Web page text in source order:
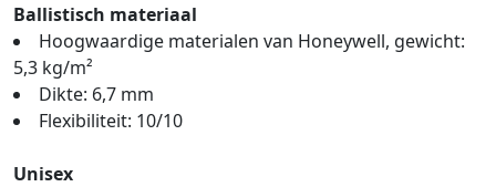
Ballistisch materiaal
Hoogwaardige materialen van Honeywell, gewicht:
5,3 kg/m²
Dikte: 6,7 mm
Flexibiliteit: 10/10
Unisex